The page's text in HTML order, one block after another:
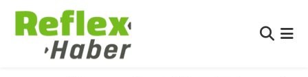
Eğitim
Nöbetçi Eczaneler